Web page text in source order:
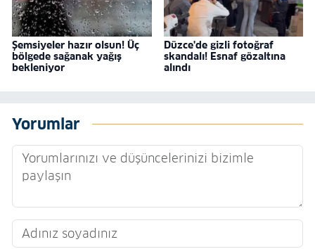
Şemsiyeler hazır olsun! Üç
bölgede sağanak yağış
bekleniyor
Düzce'de gizli fotoğraf
skandalı! Esnaf gözaltına
alındı
Yorumlar